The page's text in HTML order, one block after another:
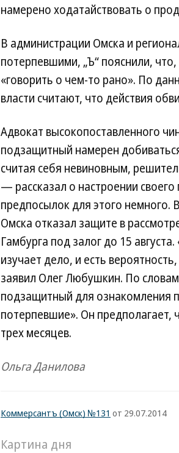
намерено ходатайствовать о
В администрации Омска и
потерпевшими, „Ъ“ пояснили,
«говорить о чем-то рано». По
власти считают, что действия
Адвокат высокопоставленного
подзащитный намерен
считая себя невиновным,
— рассказал о настроении
предпосылок для этого немного.
Омска отказал защите в
Гамбурга под залог до 15
изучает дело, и есть
заявил Олег Любушкин. По
подзащитный для ознакомления
потерпевшие». Он предполагает,
трех месяцев.
Ольга Данилова
Коммерсантъ (Омск) №131 от 29.07.2014
Картина дня